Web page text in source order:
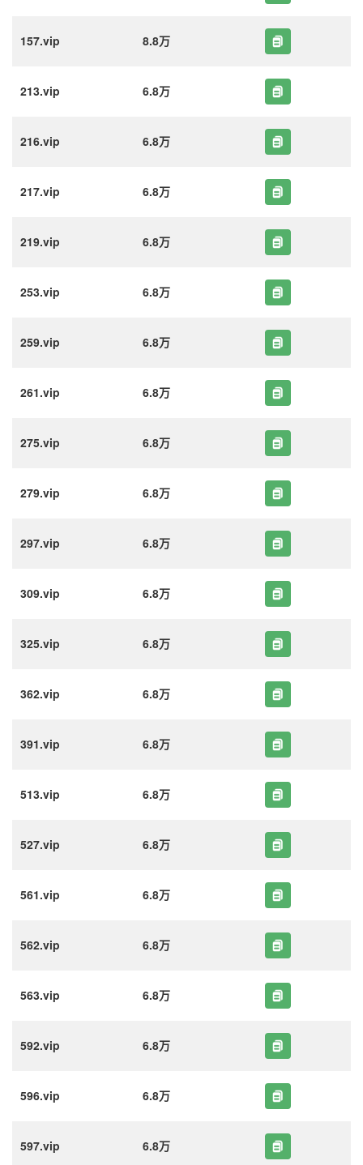
157.vip 8.8万
213.vip 6.8万
216.vip 6.8万
217.vip 6.8万
219.vip 6.8万
253.vip 6.8万
259.vip 6.8万
261.vip 6.8万
275.vip 6.8万
279.vip 6.8万
297.vip 6.8万
309.vip 6.8万
325.vip 6.8万
362.vip 6.8万
391.vip 6.8万
513.vip 6.8万
527.vip 6.8万
561.vip 6.8万
562.vip 6.8万
563.vip 6.8万
592.vip 6.8万
596.vip 6.8万
597.vip 6.8万